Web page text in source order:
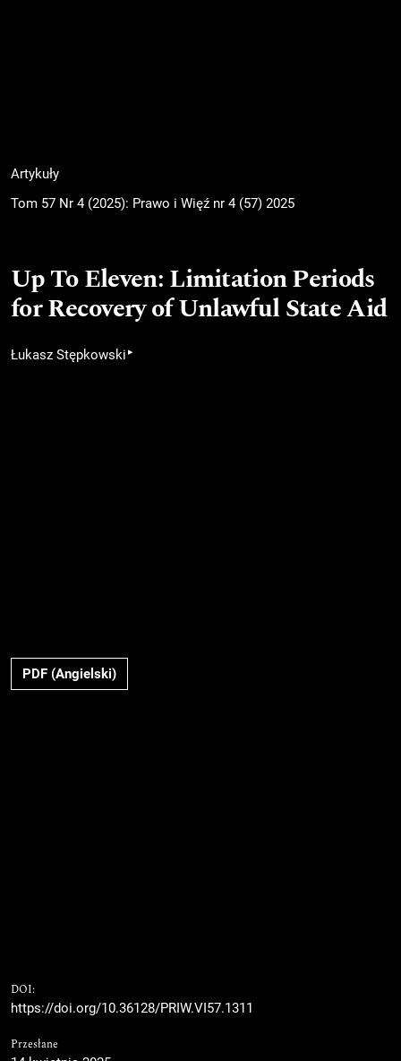
Artykuły
Tom 57 Nr 4 (2025): Prawo i Więź nr 4 (57) 2025
Up To Eleven: Limitation Periods
for Recovery of Unlawful State Aid
Łukasz Stępkowski ▸
PDF (Angielski)
DOI:
https://doi.org/10.36128/PRIW.VI57.1311
Przesłane